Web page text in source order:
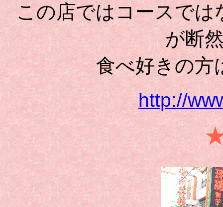
この店ではコースで
が断
食べ好きの方
http://